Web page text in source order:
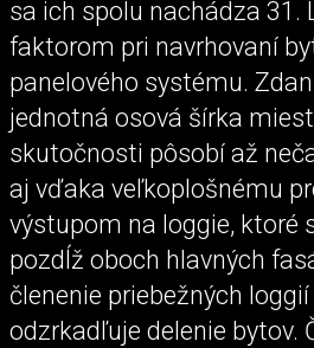
sa ich spolu nachádza 31.
faktorom pri navrhovaní
panelového systému.
jednotná osová šírka
skutočnosti pôsobí až
aj vďaka veľkoplošnému
výstupom na loggie, ktoré
pozdĺž oboch hlavných
členenie priebežných
odzrkadľuje delenie bytov.